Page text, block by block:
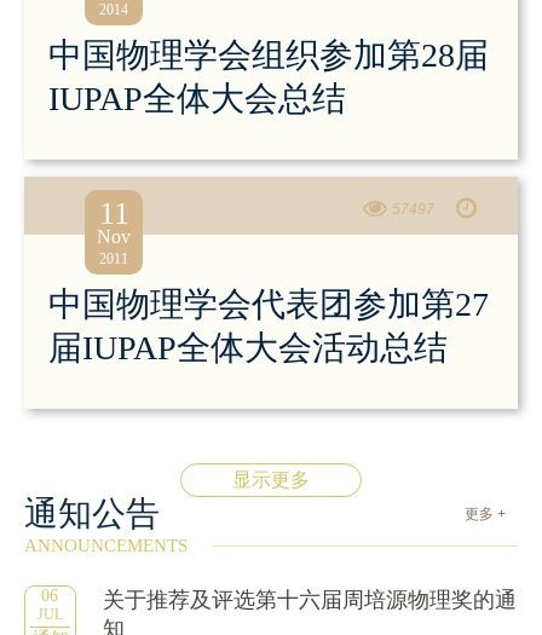
中国物理学会组织参加第28届
IUPAP全体大会总结
2014
57497
中国物理学会代表团参加第27
届IUPAP全体大会活动总结
11
Nov
2011
显示更多
通知公告 更多 +
ANNOUNCEMENTS
06
JUL
关于推荐及评选第十六届周培源物理奖的通
知